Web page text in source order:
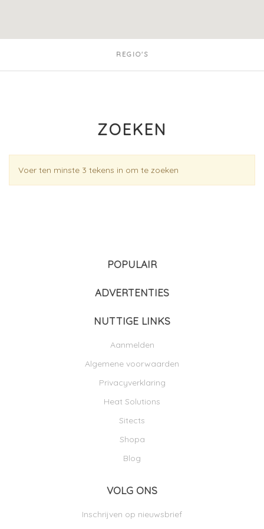
REGIO'S
ZOEKEN
Voer ten minste 3 tekens in om te zoeken
POPULAIR
ADVERTENTIES
NUTTIGE LINKS
Aanmelden
Algemene voorwaarden
Privacyverklaring
Heat Solutions
Sitects
Shopa
Blog
VOLG ONS
Inschrijven op nieuwsbrief